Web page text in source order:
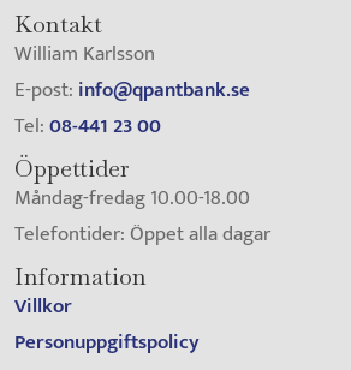
Kontakt
William Karlsson
E-post: info@qpantbank.se
Tel:08-441 23 00
Öppettider
Måndag-fredag 10.00-18.00
Telefontider: Öppet alla dagar
Information
Villkor
Personuppgiftspolicy